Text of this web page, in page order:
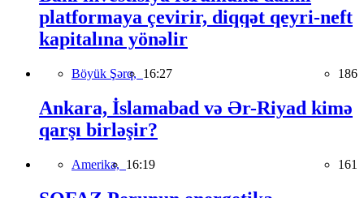
platformaya çevirir, diqqət qeyri-neft
kapitalına yönəlir
Böyük Şərq, 16:27 186
Ankara, İslamabad və Ər-Riyad kimə
qarşı birləşir?
Amerika, 16:19 161